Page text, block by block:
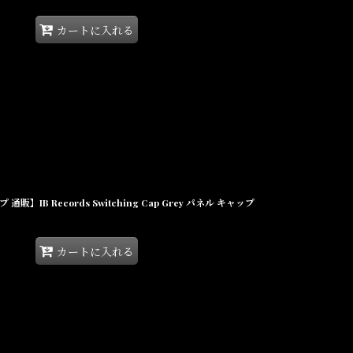
カートに入れる
通販】IB Records Switching Cap Grey パネル キャップ
カートに入れる